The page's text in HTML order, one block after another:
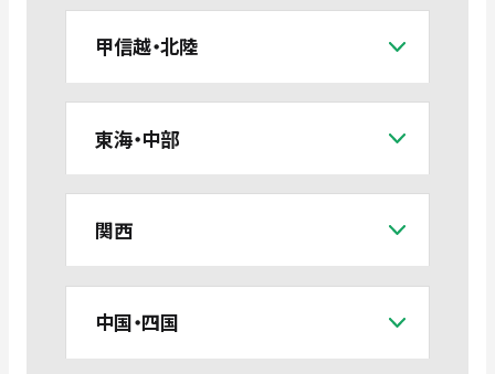
甲信越・北陸
東海・中部
関西
中国・四国